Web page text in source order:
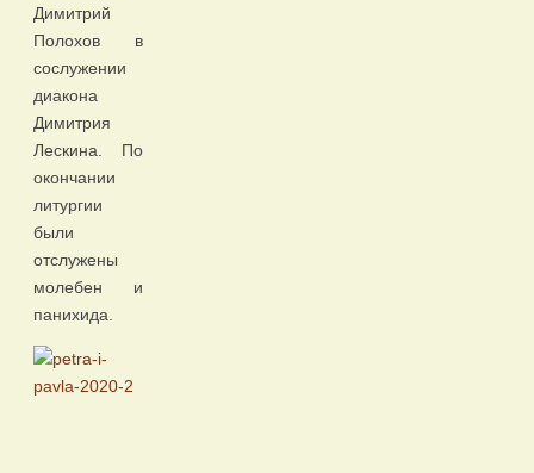
Димитрий
Полохов в
сослужении
диакона
Димитрия
Лескина. По
окончании
литургии
были
отслужены
молебен и
панихида.